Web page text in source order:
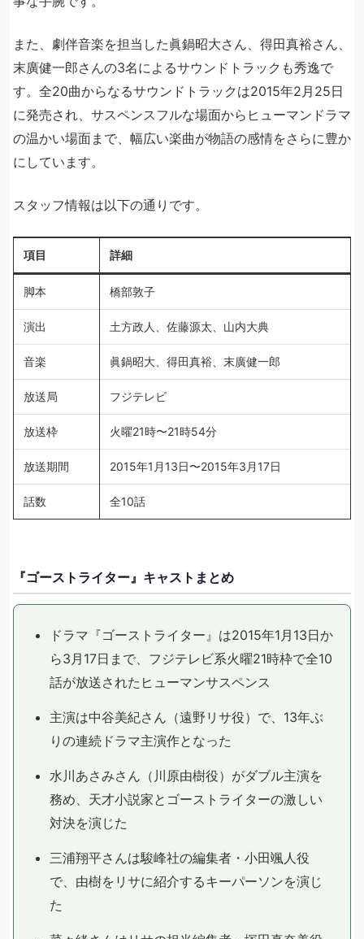
また、劇伴音楽を担当した眞鍋昭大さん、得田真裕さん、
末廣健一郎さんの3名によるサウンドトラックも秀逸で
す。全20曲からなるサウンドトラックは2015年2月25日
に発売され、サスペンスフルな場面からヒューマンドラマ
の温かい場面まで、幅広い楽曲が物語の感情をさらに豊か
にしています。
スタッフ情報は以下の通りです。
項目 詳細
脚本 橋部敦子
演出 土方政人、佐藤源太、山内大典
音楽 眞鍋昭大、得田真裕、末廣健一郎
放送局 フジテレビ
放送枠 火曜21時〜21時54分
放送期間 2015年1月13日〜2015年3月17日
話数 全10話
『ゴーストライター』キャストまとめ
ドラマ『ゴーストライター』は2015年1月13日か
ら3月17日まで、フジテレビ系火曜21時枠で全10
話が放送されたヒューマンサスペンス
主演は中谷美紀さん（遠野リサ役）で、13年ぶ
りの連続ドラマ主演作となった
水川あさみさん（川原由樹役）がダブル主演を
務め、天才小説家とゴーストライターの激しい
対決を演じた
三浦翔平さんは駿峰社の編集者・小田颯人役
で、由樹をリサに紹介するキーパーソンを演じ
た